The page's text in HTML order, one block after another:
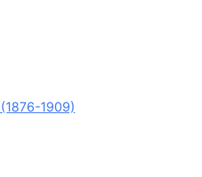
1909)